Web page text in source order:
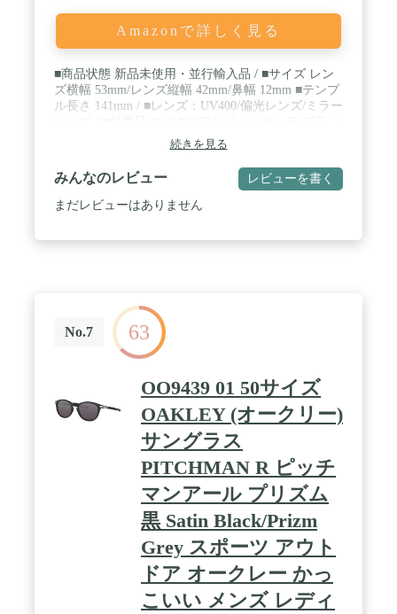
Amazonで詳しく見る
■商品状態 新品未使用・並行輸入品 / ■サイズ レン
ズ横幅 53mm/レンズ縦幅 42mm/鼻幅 12mm ■テンプ
ル長さ 141mm / ■レンズ：UV400/偏光レンズ/ミラー
続きを見る
みんなのレビュー レビューを書く
まだレビューはありません
No.7 63
OO9439 01 50サイズ
OAKLEY (オークリー)
サングラス
PITCHMAN R ピッチ
マンアール プリズム
黒 Satin Black/Prizm
Grey スポーツ アウト
ドア オークレー かっ
こいい メンズ レディ